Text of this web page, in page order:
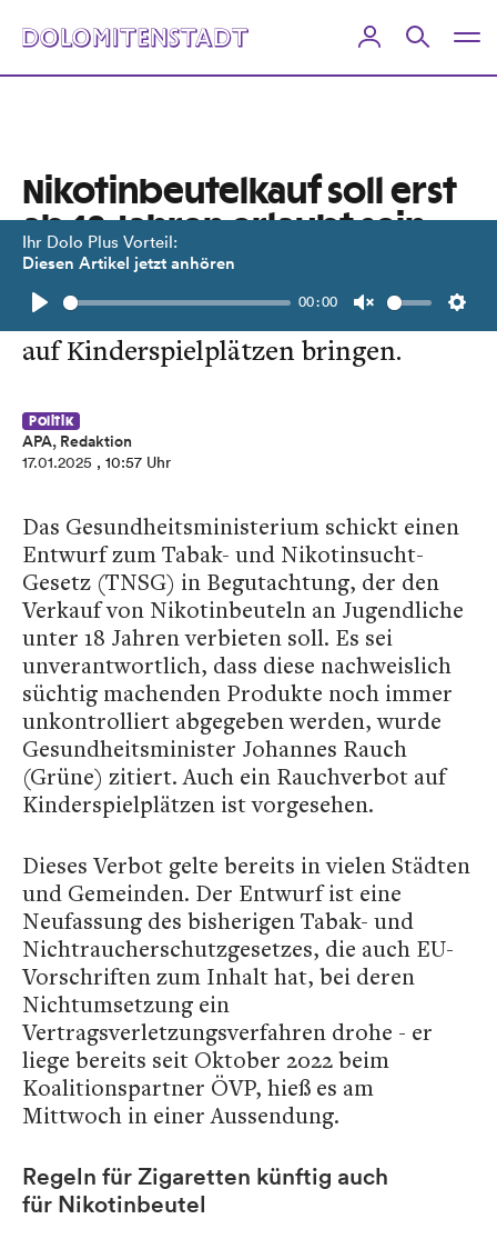
Ihr Dolo Plus Vorteil:
Diesen Artikel jetzt anhören
Play
00:00
Unmute
Nikotinbeutelkauf soll erst
ab 18 Jahren erlaubt sein
Neues Tabak- und Nikotinsucht-
Gesetz könnte auch ein Rauchverbot
auf Kinderspielplätzen bringen.
Politik
APA, Redaktion
17.01.2025 , 10:57 Uhr
Das Gesundheitsministerium schickt einen
Entwurf zum Tabak- und Nikotinsucht-
Gesetz (TNSG) in Begutachtung, der den
Verkauf von Nikotinbeuteln an Jugendliche
unter 18 Jahren verbieten soll. Es sei
unverantwortlich, dass diese nachweislich
süchtig machenden Produkte noch immer
unkontrolliert abgegeben werden, wurde
Gesundheitsminister Johannes Rauch
(Grüne) zitiert. Auch ein Rauchverbot auf
Kinderspielplätzen ist vorgesehen.
Dieses Verbot gelte bereits in vielen Städten
und Gemeinden. Der Entwurf ist eine
Neufassung des bisherigen Tabak- und
Nichtraucherschutzgesetzes, die auch EU-
Vorschriften zum Inhalt hat, bei deren
Nichtumsetzung ein
Vertragsverletzungsverfahren drohe - er
liege bereits seit Oktober 2022 beim
Koalitionspartner ÖVP, hieß es am
Mittwoch in einer Aussendung.
Regeln für Zigaretten künftig auch
für Nikotinbeutel